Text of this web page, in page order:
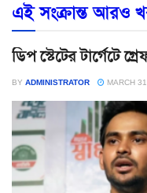
এই সংক্রান্ত আরও
ডিপ স্টেটের টার্গেটে
BY ADMINISTRATOR MARCH